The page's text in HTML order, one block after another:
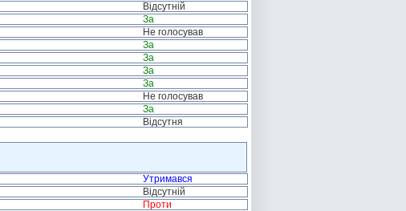
Відсутній
За
Не голосував
За
За
За
За
Не голосував
За
Відсутня
Утримався
Відсутній
Проти